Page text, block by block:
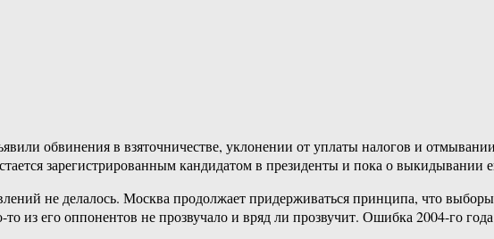
обвинения в взяточничестве, уклонении от уплаты налогов и
зарегистрированным кандидатом в президенты и пока о выкидывании
не делалось. Москва продолжает придерживаться принципа, что
из его оппонентов не прозвучало и вряд ли прозвучит. Ошибка 2004-го